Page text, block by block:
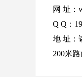
网 址：
Q Q：
地 址：
200米